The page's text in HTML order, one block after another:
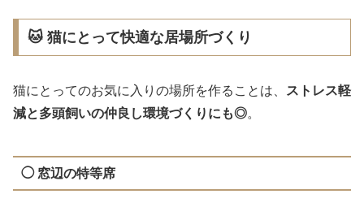
🐱 猫にとって快適な居場所づくり
猫にとってのお気に入りの場所を作ることは、
ストレス軽
減と多頭飼いの仲良し環境づくりにも◎。
◯ 窓辺の特等席